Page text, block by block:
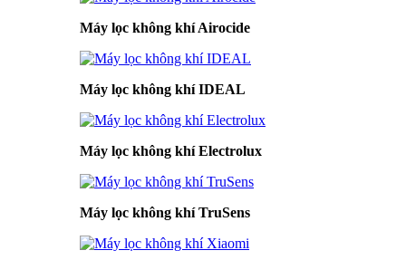
Máy lọc không khí Airocide
Máy lọc không khí IDEAL
Máy lọc không khí Electrolux
Máy lọc không khí TruSens